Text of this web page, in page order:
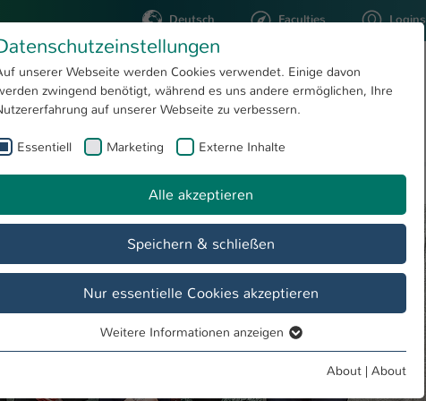
Deutsch Faculties Logins
STUDYING RESEARCH
Zukunft gestalten
unserer Webseite werden Cookies verwendet. Einige davon
zwingend benötigt, während es uns andere ermöglichen, Ihre
auf unserer Webseite zu verbessern.
Essentiell Marketing Externe Inhalte
Alle akzeptieren
Speichern & schließen
Nur essentielle Cookies akzeptieren
Essentielle Cookies werden für grundlegende Funktionen der
Weitere Informationen anzeigen
About | About